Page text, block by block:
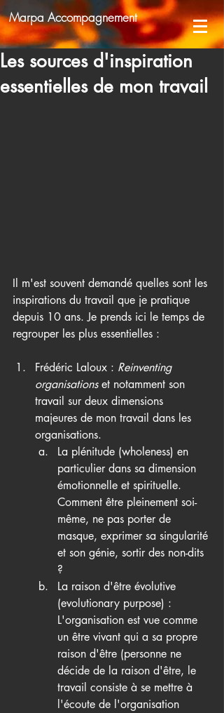
Marpa Accompagnement
Les sources d'inspiration
essentielles de mon travail
Il m'est souvent demandé quelles sont les
inspirations du travail que je pratique
depuis 10 ans. Je prends ici le temps de
regrouper les plus essentielles :
Frédéric Laloux : Reinventing
organisations et notamment son
travail sur deux dimensions
majeures de mon travail dans les
organisations.
La plénitude (wholeness) en
particulier dans sa dimension
émotionnelle et spirituelle.
Comment être pleinement soi-
même, ne pas porter de
masque, exprimer sa singularité
et son génie, sortir des non-dits
?
La raison d'être évolutive
(evolutionary purpose) :
L'organisation est vue comme
un être vivant qui a sa propre
raison d'être (personne ne
décide de la raison d'être, le
travail consiste à se mettre à
l'écoute de l'organisation